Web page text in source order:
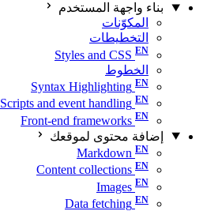
بناء واجهة المستخدم
المكوّنات
التخطيطات
Styles and CSS
الخطوط
Syntax Highlighting
Scripts and event handling
Front-end frameworks
إضافة محتوى لموقعك
Markdown
Content collections
Images
Data fetching